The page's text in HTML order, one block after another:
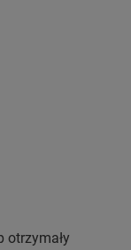
otrzymały